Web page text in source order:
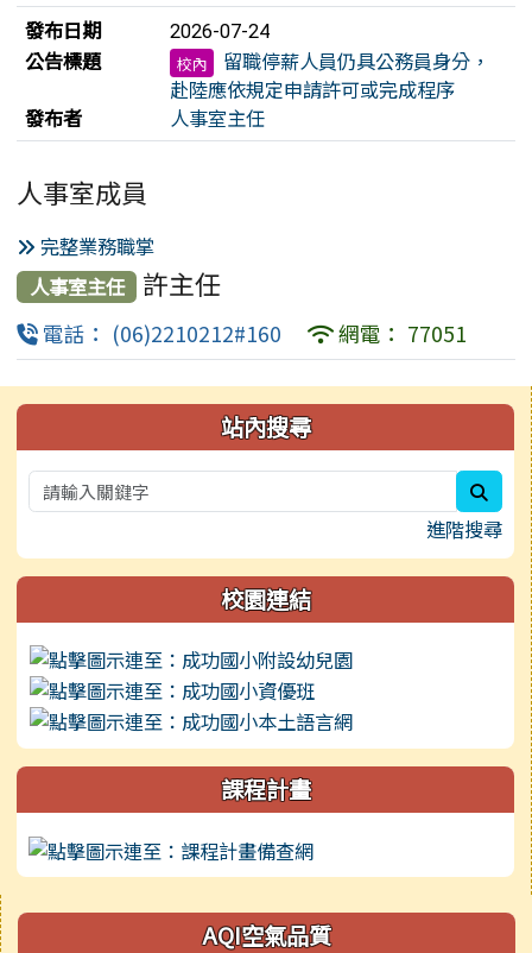
發布日期
2026-07-24
公告標題 校內
留職停薪人員仍具公務員身分，
赴陸應依規定申請許可或完成程序
發布者
人事室主任
人事室成員
完整業務職掌
人事室主任
許主任
電話： (06)2210212#160 網電： 77051
左邊區域內容 站內搜尋
進階搜尋
校園連結
課程計畫
右邊區域內容 AQI空氣品質